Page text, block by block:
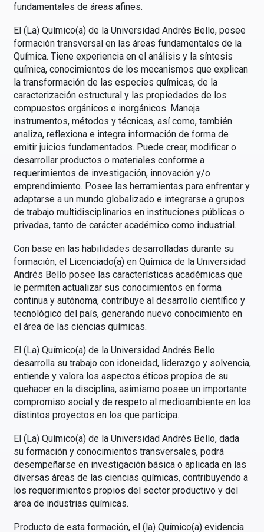
fundamentales de áreas afines.
El (La) Químico(a) de la Universidad Andrés Bello, posee
formación transversal en las áreas fundamentales de la
Química. Tiene experiencia en el análisis y la síntesis
química, conocimientos de los mecanismos que explican
la transformación de las especies químicas, de la
caracterización estructural y las propiedades de los
compuestos orgánicos e inorgánicos. Maneja
instrumentos, métodos y técnicas, así como, también
analiza, reflexiona e integra información de forma de
emitir juicios fundamentados. Puede crear, modificar o
desarrollar productos o materiales conforme a
requerimientos de investigación, innovación y/o
emprendimiento. Posee las herramientas para enfrentar y
adaptarse a un mundo globalizado e integrarse a grupos
de trabajo multidisciplinarios en instituciones públicas o
privadas, tanto de carácter académico como industrial.
Con base en las habilidades desarrolladas durante su
formación, el Licenciado(a) en Química de la Universidad
Andrés Bello posee las características académicas que
le permiten actualizar sus conocimientos en forma
continua y autónoma, contribuye al desarrollo científico y
tecnológico del país, generando nuevo conocimiento en
el área de las ciencias químicas.
El (La) Químico(a) de la Universidad Andrés Bello
desarrolla su trabajo con idoneidad, liderazgo y solvencia,
entiende y valora los aspectos éticos propios de su
quehacer en la disciplina, asimismo posee un importante
compromiso social y de respeto al medioambiente en los
distintos proyectos en los que participa.
El (La) Químico(a) de la Universidad Andrés Bello, dada
su formación y conocimientos transversales, podrá
desempeñarse en investigación básica o aplicada en las
diversas áreas de las ciencias químicas, contribuyendo a
los requerimientos propios del sector productivo y del
área de industrias químicas.
Producto de esta formación, el (la) Químico(a) evidencia